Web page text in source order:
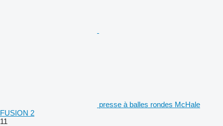
presse à balles rondes McHale
FUSION 2
11